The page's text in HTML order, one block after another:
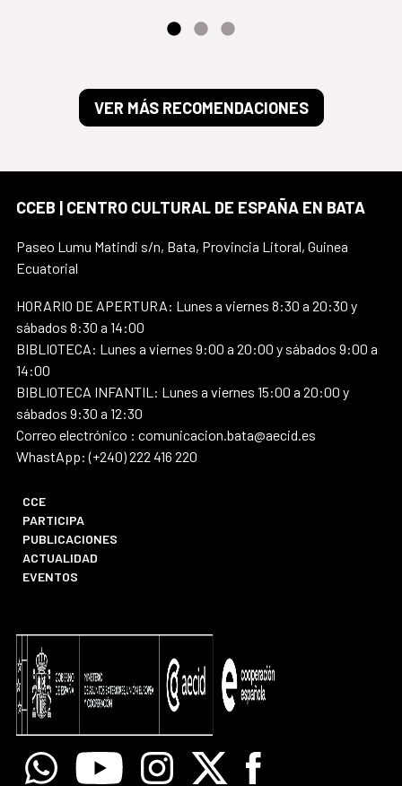
VER MÁS RECOMENDACIONES
CCEB | CENTRO CULTURAL DE ESPAÑA EN BATA
Paseo Lumu Matindi s/n, Bata, Provincia Litoral, Guinea
Ecuatorial
HORARIO DE APERTURA: Lunes a viernes 8:30 a 20:30 y
sábados 8:30 a 14:00
BIBLIOTECA: Lunes a viernes 9:00 a 20:00 y sábados 9:00 a
14:00
BIBLIOTECA INFANTIL: Lunes a viernes 15:00 a 20:00 y
sábados 9:30 a 12:30
Correo electrónico : comunicacion.bata@aecid.es
WhastApp: (+240) 222 416 220
CCE
PARTICIPA
PUBLICACIONES
ACTUALIDAD
EVENTOS
WhatsappYoutube Instagram
X Facebook